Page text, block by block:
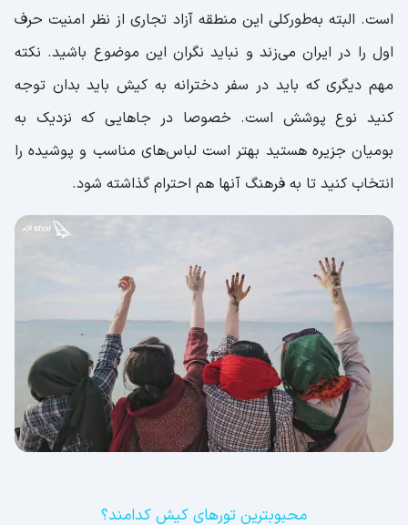
است. البته به‌طورکلی این منطقه آزاد تجاری از نظر امنیت حرف
اول را در ایران می‌زند و نباید نگران این موضوع باشید. نکته
مهم دیگری که باید در سفر دخترانه به کیش باید بدان توجه
کنید نوع پوشش است. خصوصا در جاهایی که نزدیک به
بومیان جزیره هستید بهتر است لباس‌های مناسب و پوشیده را
انتخاب کنید تا به فرهنگ آنها هم احترام گذاشته شود.
محبوبترین تورهای کیش کدامند؟